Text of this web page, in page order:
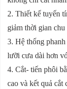
2. Thiết kế tuyến
giảm thời gian chu
3. Hệ thống
lưỡi cưa dài hơn
4. Cắt- tiến phôi
cao và kết quả cắt